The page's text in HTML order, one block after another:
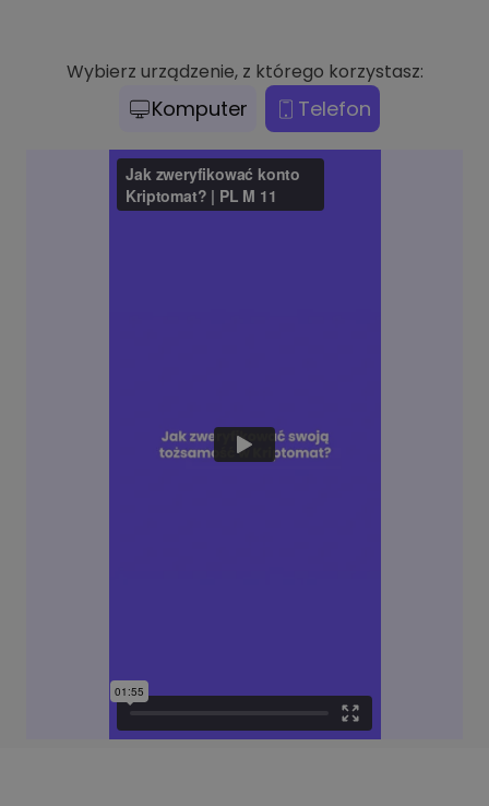
Wybierz urządzenie, z którego korzystasz:
Komputer Telefon